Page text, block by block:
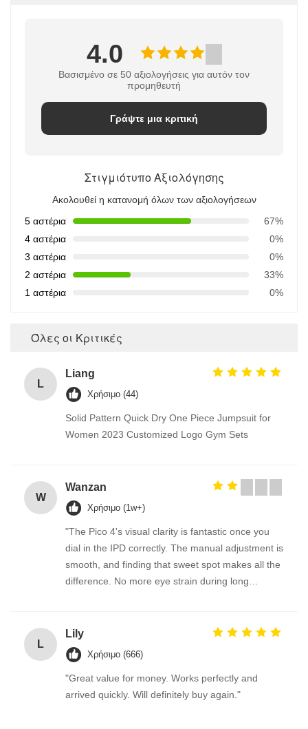
4.0
Βασισμένο σε 50 αξιολογήσεις για αυτόν τον
προμηθευτή
Γράψτε μια κριτική
Στιγμιότυπο Αξιολόγησης
Ακολουθεί η κατανομή όλων των αξιολογήσεων
5 αστέρια
67%
4 αστέρια
0%
3 αστέρια
0%
2 αστέρια
33%
1 αστέρια
0%
Όλες οι Κριτικές
L
Liang
Χρήσιμο (44)
Solid Pattern Quick Dry One Piece Jumpsuit for
Women 2023 Customized Logo Gym Sets
W
Wanzan
Χρήσιμο (1w+)
"The Pico 4's visual clarity is fantastic once you
dial in the IPD correctly. The manual adjustment is
smooth, and finding that sweet spot makes all the
difference. No more eye strain during long
fantastic once you dial in the IPD correctly. The
manual adjustment is smooth, and finding that
sweet spot makes all the difference. No more eye
strain during long sessions. Highly recommend
taking the time to set it up properly!""The Pico 4's
L
Lily
Χρήσιμο (666)
"Great value for money. Works perfectly and
arrived quickly. Will definitely buy again."